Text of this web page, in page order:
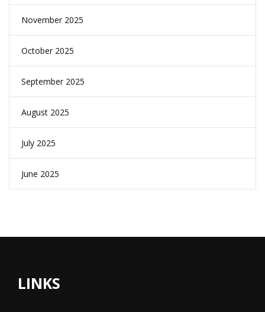
November 2025
October 2025
September 2025
August 2025
July 2025
June 2025
LINKS